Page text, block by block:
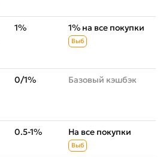
1% 1% на все покупки
Выб
0/1% Базовый кэшбэк
0.5-1% На все покупки
Выб